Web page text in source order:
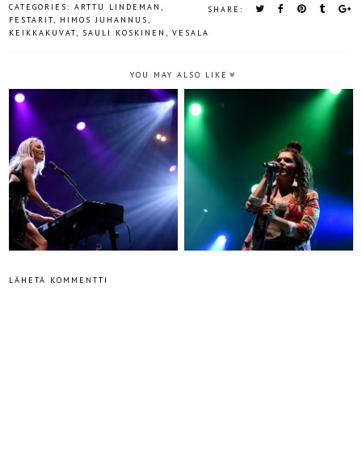
SHARE:
CATEGORIES:ARTTU LINDEMAN
FESTARIT
HIMOS JUHANNUS
KEIKKAKUVAT
SAULI KOSKINEN VESALA
YOU MAY ALSO LIKE
LÄHETÄ KOMMENTTI